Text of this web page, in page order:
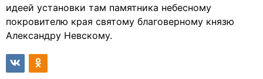
идеей установки там памятника небесному
покровителю края святому благоверному князю
Александру Невскому.